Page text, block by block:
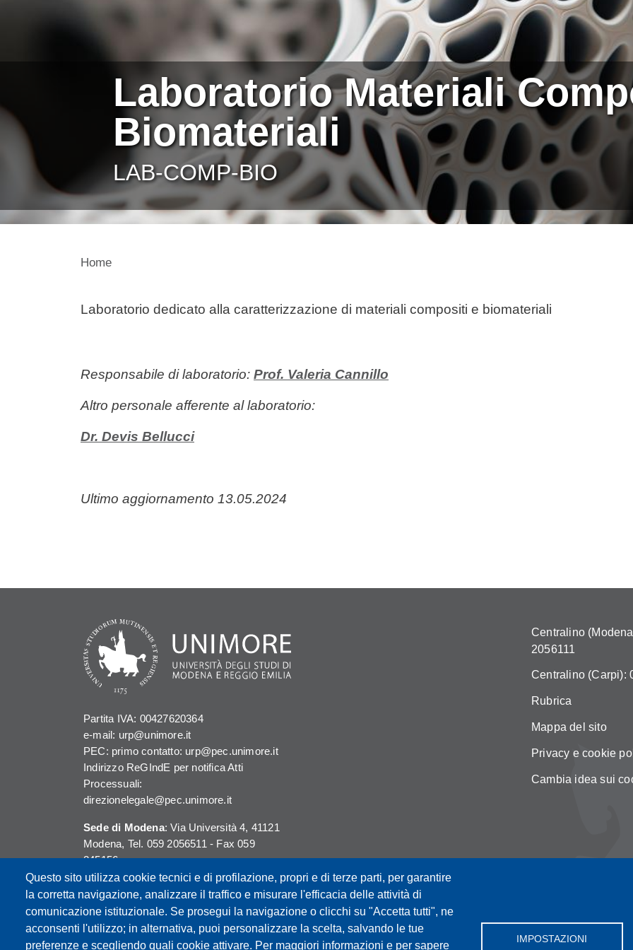
Laboratorio Materiali
Biomateriali
LAB-COMP-BIO
Home
Contenuto
Laboratorio dedicato alla caratterizzazione di materiali compositi e biomateriali
Responsabile di laboratorio: Prof. Valeria Cannillo
Altro personale afferente al laboratorio:
Dr. Devis Bellucci
Ultimo aggiornamento 13.05.2024
Questo sito utilizza cookie tecnici e di profilazione, propri e di terze parti, per garantire
la corretta navigazione, analizzare il traffico e misurare l'efficacia delle attività di
comunicazione istituzionale. Se prosegui la navigazione o clicchi su "Accetta tutti", ne
acconsenti l'utilizzo; in alternativa, puoi personalizzare la scelta, salvando le tue
preferenze e scegliendo quali cookie attivare. Per maggiori informazioni e per sapere
IMPOSTAZIONI
Partita IVA: 00427620364
e-mail: urp@unimore.it
PEC: primo contatto: urp@pec.unimore.it
Indirizzo ReGIndE per notifica Atti
Processuali:
direzionelegale@pec.unimore.it
Sede di Modena: Via Università 4, 41121
Modena, Tel. 059 2056511 - Fax 059
245156
Sede di Reggio Emilia
: Viale A. Allegri 9,
42121 Reggio Emilia, Tel. 0522 523041 -
Centralino
2056111
Centralino (Carpi):
Rubrica
Mappa del sito
Privacy e cookie
Cambia idea sui